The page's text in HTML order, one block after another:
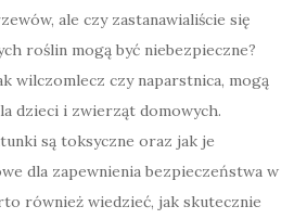
ale czy zastanawialiście się
roślin mogą być niebezpieczne?
wilczomlecz czy naparstnica, mogą
dzieci i zwierząt domowych.
są toksyczne oraz jak je
dla zapewnienia bezpieczeństwa w
również wiedzieć, jak skutecznie